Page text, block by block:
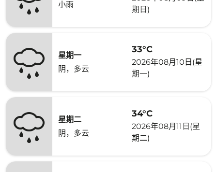
小雨
期日)
星期一
阴，多云
33°C
2026年08月10日(星
期一)
星期二
阴，多云
34°C
2026年08月11日(星
期二)